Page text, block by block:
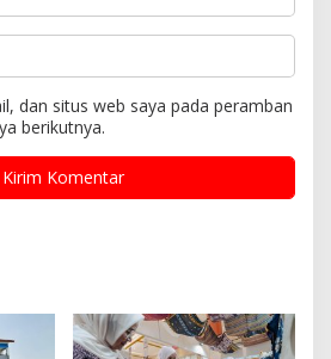
dan situs web saya pada peramban
berikutnya.